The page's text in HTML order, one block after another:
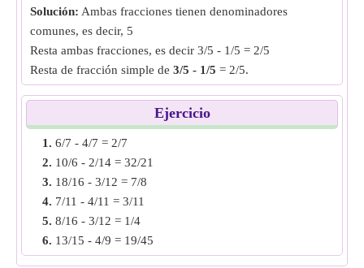
Solución: Ambas fracciones tienen denominadores
comunes, es decir, 5
Resta ambas fracciones, es decir 3/5 - 1/5 = 2/5
Resta de fracción simple de 3/5 - 1/5 = 2/5.
Encuentra la resta de una fracción simple de
11/6 - 7/8.
Solución: Ambas fracciones tienen denominadores
diferentes; haz que el denominador sea el mismo
calculando el MCM de denominadores. es decir, 44/24 y
21/24
Resta ambas fracciones, es decir, 44/24 - 21/24 = 23/24
Resta de fracción simple de
Ejercicio
1. 6/7 - 4/7 = 2/7
2. 10/6 - 2/14 = 32/21
3. 18/16 - 3/12 = 7/8
4. 7/11 - 4/11 = 3/11
5. 8/16 - 3/12 = 1/4
6. 13/15 - 4/9 = 19/45
7.5/6 - 1/4 = 7/12